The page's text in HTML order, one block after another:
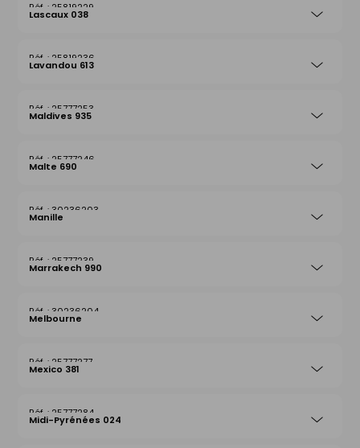
25819229
Lascaux 038
25819236
Lavandou 613
25777253
Maldives 935
25777246
Malte 690
30236203
Manille
25777239
Marrakech 990
30236204
Melbourne
25777277
Mexico 381
25777284
Midi-Pyrénées 024